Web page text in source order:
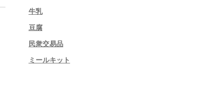
牛乳
豆腐
民衆交易品
ミールキット